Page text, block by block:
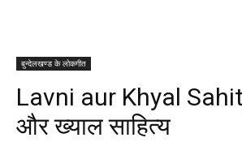
बुन्देलखण्ड के लोकगीत
Lavni aur Khyal
और ख्याल साहित्य